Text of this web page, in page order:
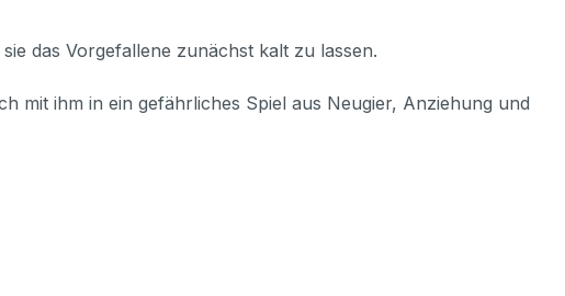
das Vorgefallene zunächst kalt zu lassen.
mit ihm in ein gefährliches Spiel aus Neugier, Anziehung und